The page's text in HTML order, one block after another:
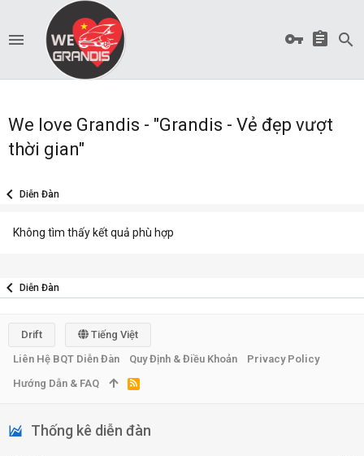
We love Grandis - "Grandis - Vẻ đẹp vượt
thời gian"
Diễn Đàn
Không tìm thấy kết quả phù hợp
Diễn Đàn
Thống kê diễn đàn
Drift
Tiếng Việt
Liên Hệ BQT Diễn Đàn
Quy Định & Điều Khoản
Privacy Policy
Hướng Dẫn & FAQ
R
S